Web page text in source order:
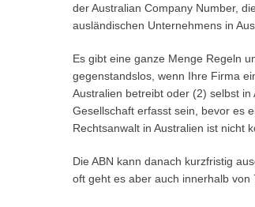
der Australian Company Number,
ausländischen Unternehmens in
Es gibt eine ganze Menge Regeln
gegenstandslos, wenn Ihre Firma
Australien betreibt oder (2) selbst
Gesellschaft erfasst sein, bevor es
Rechtsanwalt in Australien ist nicht
Die ABN kann danach kurzfristig
oft geht es aber auch innerhalb von